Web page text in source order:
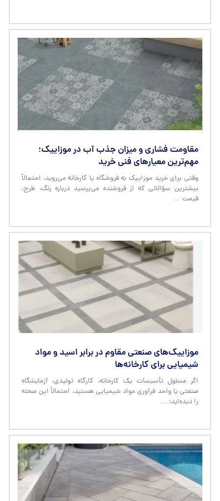
مقاومت فشاری و میزان جذب آب در موزاییک؛
مهم‌ترین معیارهای فنی خرید
وقتی برای خرید موزاییک به فروشگاه یا کارخانه می‌روید، احتمالاً
بیشترین سؤالاتی که از فروشنده می‌پرسید درباره رنگ، طرح،
قیمت …
موزاییک‌های صنعتی مقاوم در برابر اسید و مواد
شیمیایی برای کارخانه‌ها
اگر مسئول تأسیسات یک کارخانه، کارگاه تولیدی، آزمایشگاه
صنعتی یا واحد فرآوری مواد شیمیایی هستید، احتمالاً این صحنه
را دیده‌اید: …